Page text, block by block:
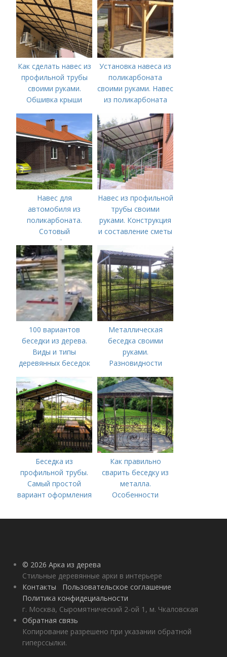
Как сделать навес из
профильной трубы
своими руками.
Обшивка крыши
Установка навеса из
поликарбоната
своими руками. Навес
из поликарбоната
варианты
конструкций и их
строительство
Навес для
автомобиля из
поликарбоната.
Сотовый
поликарбонат
Навес из профильной
трубы своими
руками. Конструкция
и составление сметы
100 вариантов
беседки из дерева.
Виды и типы
деревянных беседок
Металлическая
беседка своими
руками.
Разновидности
беседок и их
преимущества
Беседка из
профильной трубы.
Самый простой
вариант оформления
Как правильно
сварить беседку из
металла.
Особенности
© 2026 Арка из дерева
Стильные деревянные арки в интерьере
Контакты
Пользовательское соглашение
Политика конфидециальности
г. Москва, Сыромятнический 2-ой 1, м. Чкаловская
Обратная связь
Копирование разрешено при указании обратной
гиперссылки.